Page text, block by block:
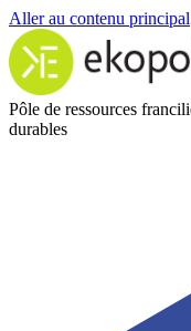
Aller au contenu principal
Pôle de ressources
durables